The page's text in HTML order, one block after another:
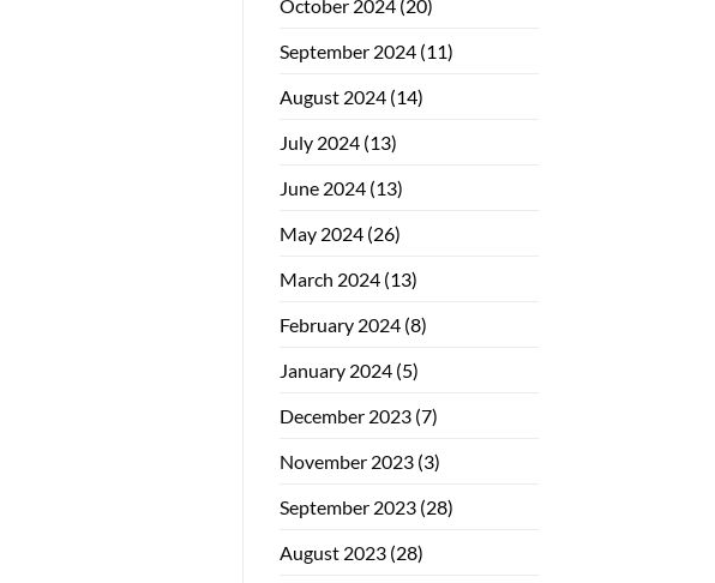
October 2024(20)
September 2024(11)
August 2024(14)
July 2024(13)
June 2024(13)
May 2024(26)
March 2024(13)
February 2024(8)
January 2024(5)
December 2023(7)
November 2023(3)
September 2023(28)
August 2023(28)